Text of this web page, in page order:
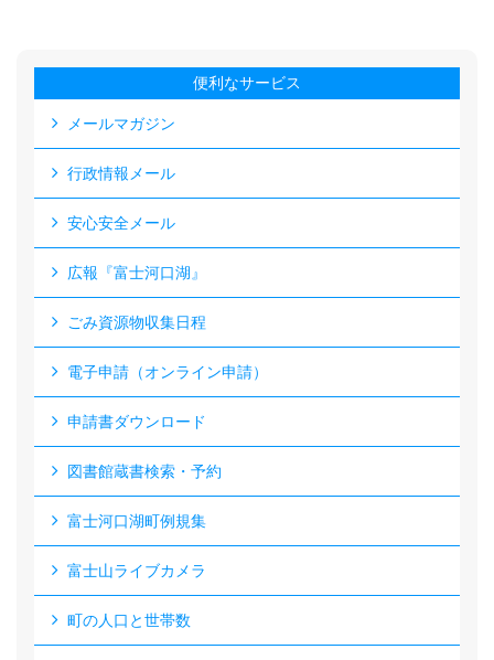
便利なサービス
メールマガジン
行政情報メール
安心安全メール
広報『富士河口湖』
ごみ資源物収集日程
電子申請（オンライン申請）
申請書ダウンロード
図書館蔵書検索・予約
富士河口湖町例規集
富士山ライブカメラ
町の人口と世帯数